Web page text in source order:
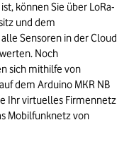
können Sie über LoRa-
und dem
Sensoren in der Cloud
Noch
dem Arduino MKR NB
Ihr virtuelles Firmennetz
Mobilfunknetz von